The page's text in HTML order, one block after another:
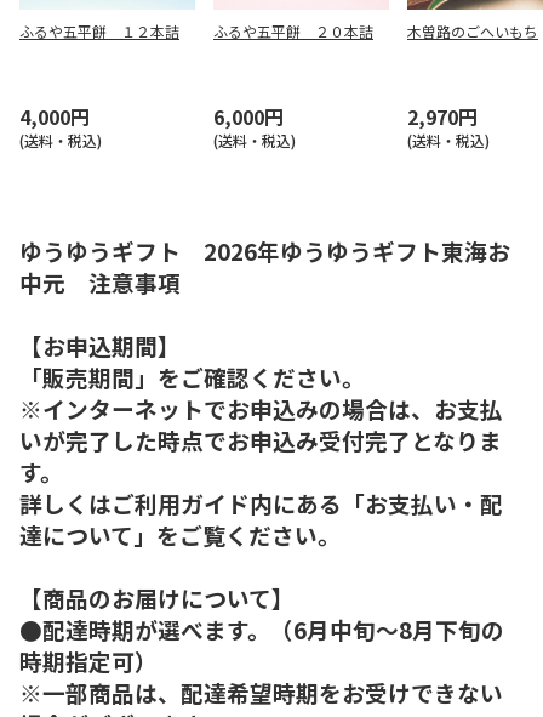
ふるや五平餅 １２本詰
4,000円
(送料・税込)
ふるや五平餅 ２０本詰
6,000円
(送料・税込)
木曽路のごへいもち
2,970円
(送料・税込)
ゆうゆうギフト 2026年ゆうゆうギフト東海お
中元 注意事項
【お申込期間】
「販売期間」をご確認ください。
※インターネットでお申込みの場合は、お支払
いが完了した時点でお申込み受付完了となりま
す。
詳しくはご利用ガイド内にある「お支払い・配
達について」をご覧ください。
【商品のお届けについて】
●配達時期が選べます。（6月中旬～8月下旬の
時期指定可）
※一部商品は、配達希望時期をお受けできない